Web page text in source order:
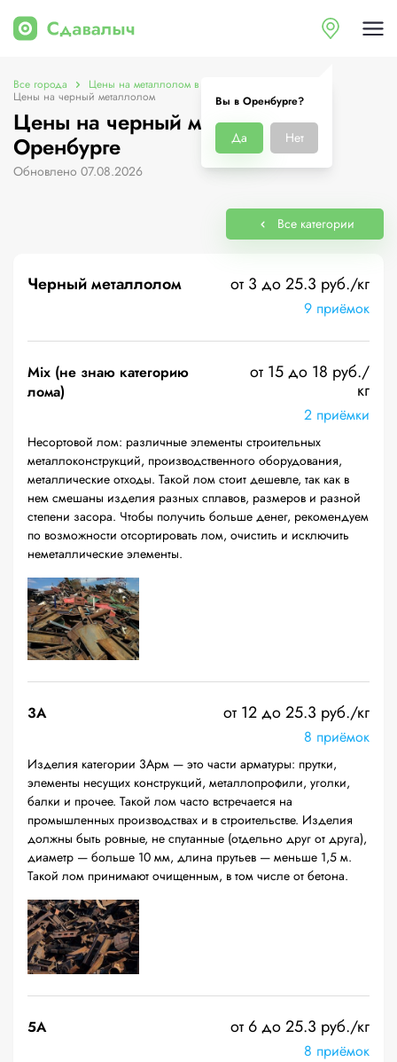
Вы в Оренбурге?
Да Нет
Все города Цены на металлолом в Оренбурге
Цены на черный металлолом
Цены на черный металлолом в
Оренбурге
Обновлено 07.08.2026
Все категории
Черный металлолом от 3 до 25.3 руб./кг
9 приёмок
Mix (не знаю категорию
лома)
от 15 до 18 руб./
кг
2 приёмки
Несортовой лом: различные элементы строительных
металлоконструкций, производственного оборудования,
металлические отходы. Такой лом стоит дешевле, так как в
нем смешаны изделия разных сплавов, размеров и разной
степени засора. Чтобы получить больше денег, рекомендуем
по возможности отсортировать лом, очистить и исключить
неметаллические элементы.
3А от 12 до 25.3 руб./кг
8 приёмок
Изделия категории 3Арм — это части арматуры: прутки,
элементы несущих конструкций, металлопрофили, уголки,
балки и прочее. Такой лом часто встречается на
промышленных производствах и в строительстве. Изделия
должны быть ровные, не спутанные (отдельно друг от друга),
диаметр — больше 10 мм, длина прутьев — меньше 1,5 м.
Такой лом принимают очищенным, в том числе от бетона.
5А от 6 до 25.3 руб./кг
8 приёмок